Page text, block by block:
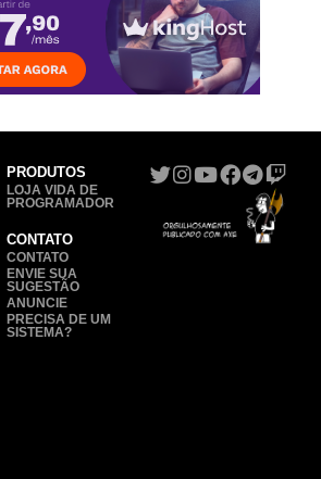
PRODUTOS
LOJA VIDA DE
PROGRAMADOR
CONTATO
CONTATO
ENVIE SUA
SUGESTÃO
ANUNCIE
PRECISA DE UM
SISTEMA?